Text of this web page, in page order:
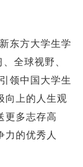
东方大学生学
全球视野、
领中国大学生
向上的人生观
更多志存高
力的优秀人